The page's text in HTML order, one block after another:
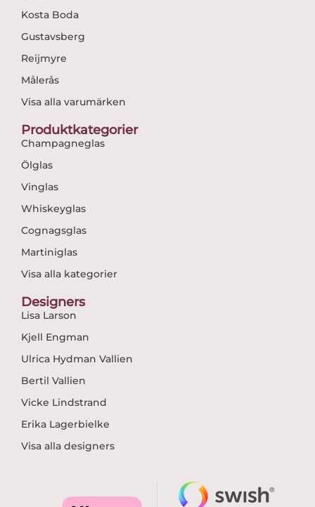
Kosta Boda
Gustavsberg
Reijmyre
Målerås
Visa alla varumärken
Produktkategorier
Champagneglas
Ölglas
Vinglas
Whiskeyglas
Cognagsglas
Martiniglas
Visa alla kategorier
Designers
Lisa Larson
Kjell Engman
Ulrica Hydman Vallien
Bertil Vallien
Vicke Lindstrand
Erika Lagerbielke
Visa alla designers